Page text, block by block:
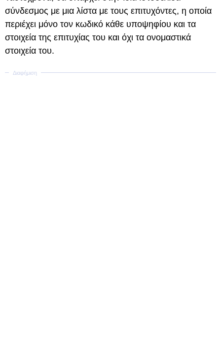
σύνδεσμος με μια λίστα με τους επιτυχόντες, η οποία
περιέχει μόνο τον κωδικό κάθε υποψηφίου και τα
στοιχεία της επιτυχίας του και όχι τα ονομαστικά
στοιχεία του.